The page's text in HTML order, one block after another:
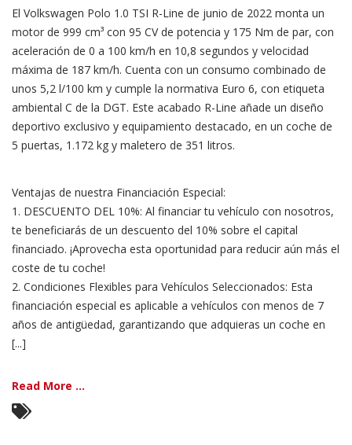
El Volkswagen Polo 1.0 TSI R-Line de junio de 2022 monta un
motor de 999 cm³ con 95 CV de potencia y 175 Nm de par, con
aceleración de 0 a 100 km/h en 10,8 segundos y velocidad
máxima de 187 km/h. Cuenta con un consumo combinado de
unos 5,2 l/100 km y cumple la normativa Euro 6, con etiqueta
ambiental C de la DGT. Este acabado R-Line añade un diseño
deportivo exclusivo y equipamiento destacado, en un coche de
5 puertas, 1.172 kg y maletero de 351 litros.
Ventajas de nuestra Financiación Especial:
1. DESCUENTO DEL 10%: Al financiar tu vehículo con nosotros,
te beneficiarás de un descuento del 10% sobre el capital
financiado. ¡Aprovecha esta oportunidad para reducir aún más el
coste de tu coche!
2. Condiciones Flexibles para Vehículos Seleccionados: Esta
financiación especial es aplicable a vehículos con menos de 7
años de antigüedad, garantizando que adquieras un coche en
[...]
Read More ...